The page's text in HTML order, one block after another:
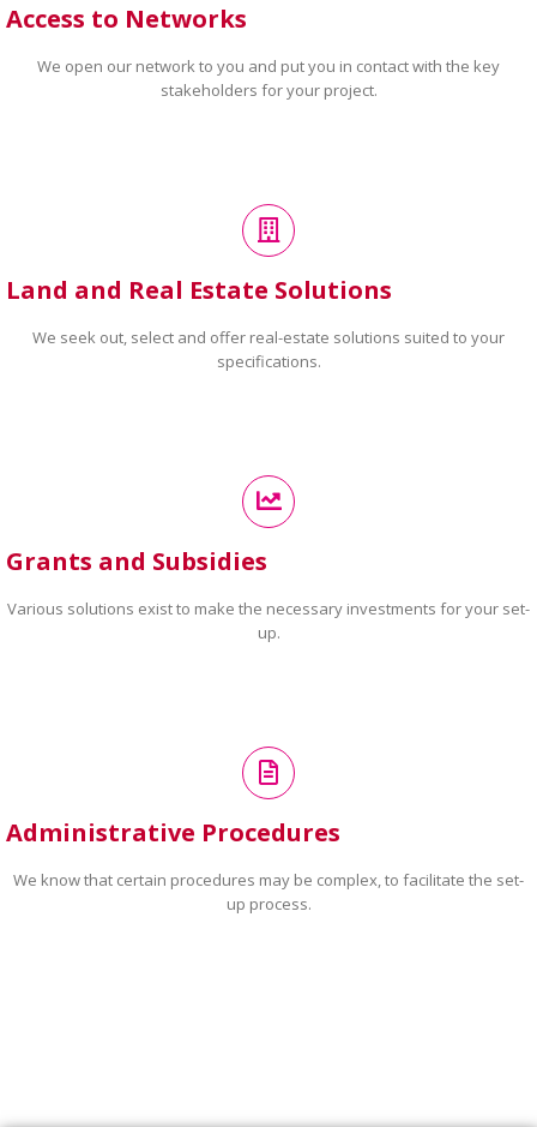
Access to Networks
We open our network to you and put you in contact with the key
stakeholders for your project.
Land and Real Estate Solutions
We seek out, select and offer real-estate solutions suited to your
specifications.
Grants and Subsidies
Various solutions exist to make the necessary investments for your set-
up.
Administrative Procedures
We know that certain procedures may be complex, to facilitate the set-
up process.